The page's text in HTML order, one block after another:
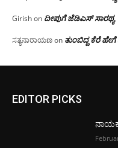
Girishon ದೀಪುಗೆ ಜೆಡಿಎಸ್ ಸಾರಥ್ಯ
ಸತ್ಯನಾರಾಯಣon ತುಂಬಿದ್ದ ಕೆರೆ
EDITOR PICKS